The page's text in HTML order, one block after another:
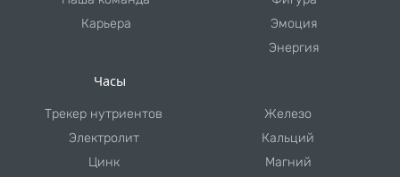
Карьера
Эмоция
Энергия
Часы
Трекер нутриентов
Электролит
Цинк
Железо
Кальций
Магний